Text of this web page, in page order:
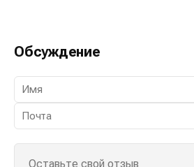
Обсуждение